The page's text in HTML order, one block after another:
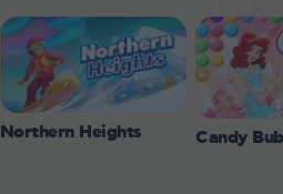
Northern Heights Candy